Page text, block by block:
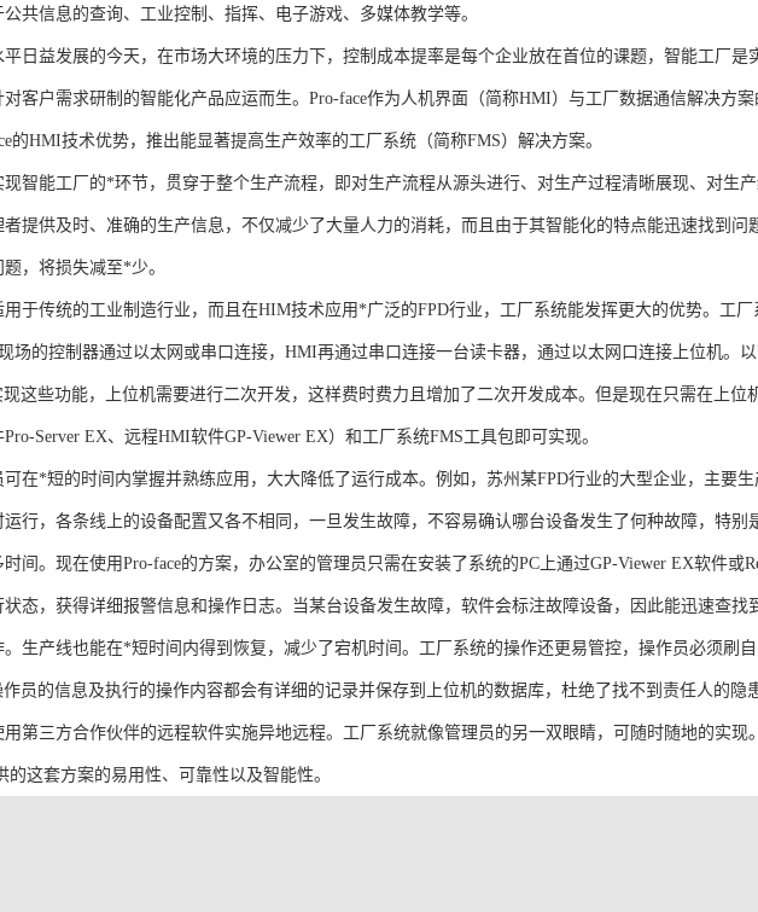
共信息的查询、工业控制、指挥、电子游戏、多媒体教学等。
日益发展的今天，在市场大环境的压力下，控制成本提率是每个企业放在首位的课题，智能工厂是
客户需求研制的智能化产品应运而生。Pro-face作为人机界面（简称HMI）与工厂数据通信解决方
的HMI技术优势，推出能显著提高生产效率的工厂系统（简称FMS）解决方案。
现智能工厂的*环节，贯穿于整个生产流程，即对生产流程从源头进行、对生产过程清晰展现、对生
提供及时、准确的生产信息，不仅减少了大量人力的消耗，而且由于其智能化的特点能迅速找到问
，将损失减至*少。
用于传统的工业制造行业，而且在HIM技术应用*广泛的FPD行业，工厂系统能发挥更大的优势。工
场的控制器通过以太网或串口连接，HMI再通过串口连接一台读卡器，通过以太网口连接上位机。
这些功能，上位机需要进行二次开发，这样费时费力且增加了二次开发成本。但是现在只需在上位
Server EX、远程HMI软件GP-Viewer EX）和工厂系统FMS工具包即可实现。
在*短的时间内掌握并熟练应用，大大降低了运行成本。例如，苏州某FPD行业的大型企业，主要
运行，各条线上的设备配置又各不相同，一旦发生故障，不容易确认哪台设备发生了何种故障，特别
间。现在使用Pro-face的方案，办公室的管理员只需在安装了系统的PC上通过GP-Viewer EX软件或
状态，获得详细报警信息和操作日志。当某台设备发生故障，软件会标注故障设备，因此能迅速查找
。生产线也能在*短时间内得到恢复，减少了宕机时间。工厂系统的操作还更易管控，操作员必须刷
员的信息及执行的操作内容都会有详细的记录并保存到上位机的数据库，杜绝了找不到责任人的隐
第三方合作伙伴的远程软件实施异地远程。工厂系统就像管理员的另一双眼睛，可随时随地的实现
的这套方案的易用性、可靠性以及智能性。